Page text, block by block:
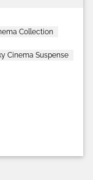
Collection
Cinema Suspense